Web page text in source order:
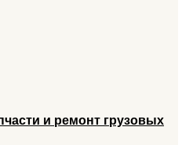
и ремонт грузовых